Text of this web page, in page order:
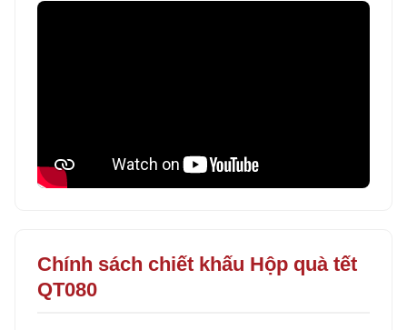
Chính sách chiết khấu Hộp quà tết
QT080